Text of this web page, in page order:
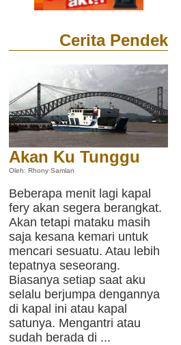
Cerita Pendek
Akan Ku Tunggu
Oleh: Rhony Samlan
Beberapa menit lagi kapal
fery akan segera berangkat.
Akan tetapi mataku masih
saja kesana kemari untuk
mencari sesuatu. Atau lebih
tepatnya seseorang.
Biasanya setiap saat aku
selalu berjumpa dengannya
di kapal ini atau kapal
satunya. Mengantri atau
sudah berada di ...